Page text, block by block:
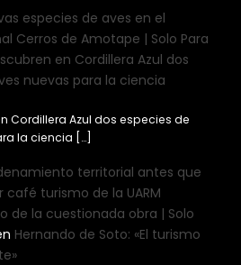
especies de aves en el
Cerros de Amotape | Solo Para
en Cordillera Azul dos
nuevas para la ciencia
Cordillera Azul dos especies de
la ciencia […]
territorial antes que
café turismo de la UARM
de la cuestionada obra | Solo
Hernando de Soto: «El turismo